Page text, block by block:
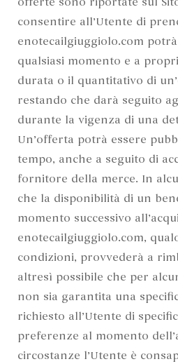
consentire all’Utente di
enotecailgiuggiolo.com
qualsiasi momento e a
durata o il quantitativo di
restando che darà seguito
durante la vigenza di una
Un’offerta potrà essere
tempo, anche a seguito di
fornitore della merce. In
che la disponibilità di un
momento successivo
enotecailgiuggiolo.com,
condizioni, provvederà a
altresì possibile che per
non sia garantita una
richiesto all’Utente di
preferenze al momento
circostanze l’Utente è